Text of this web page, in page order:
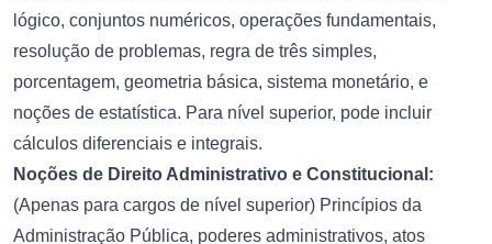
lógico, conjuntos numéricos, operações fundamentais,
resolução de problemas, regra de três simples,
porcentagem, geometria básica, sistema monetário, e
noções de estatística. Para nível superior, pode incluir
cálculos diferenciais e integrais.
Noções de Direito Administrativo e Constitucional:
(Apenas para cargos de nível superior) Princípios da
Administração Pública, poderes administrativos, atos